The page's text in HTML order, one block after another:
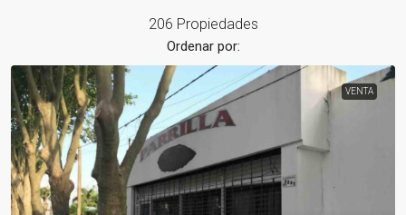
206 Propiedades
Ordenar por:
VENTA